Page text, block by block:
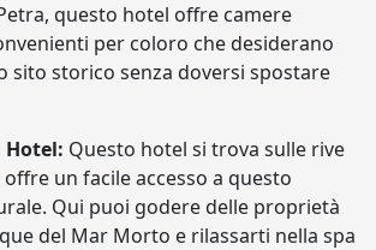
questo hotel offre camere
per coloro che desiderano
sito storico senza doversi spostare
Hotel: Questo hotel si trova sulle rive
un facile accesso a questo
Qui puoi godere delle proprietà
del Mar Morto e rilassarti nella spa